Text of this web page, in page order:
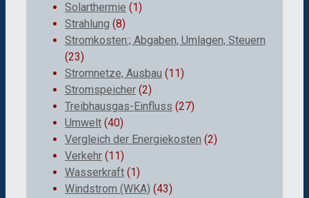
Solarthermie (1)
Strahlung (8)
Stromkosten:; Abgaben, Umlagen, Steuern
(23)
Stromnetze, Ausbau (11)
Stromspeicher (2)
Treibhausgas-Einfluss (27)
Umwelt (40)
Vergleich der Energiekosten (2)
Verkehr (11)
Wasserkraft (1)
Windstrom (WKA) (43)